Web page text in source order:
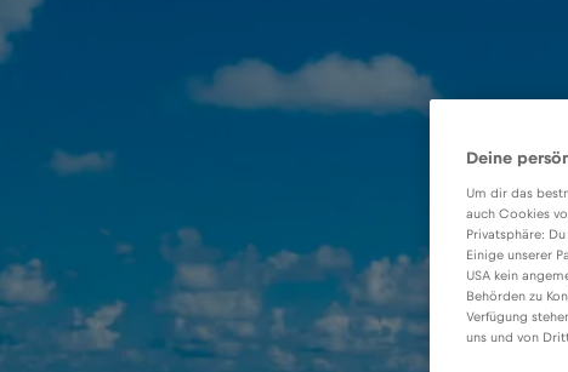
Deine
Um dir das
auch Cookies
Privatsphäre:
Einige unserer
USA kein
Behörden zu
Verfügung
uns und von